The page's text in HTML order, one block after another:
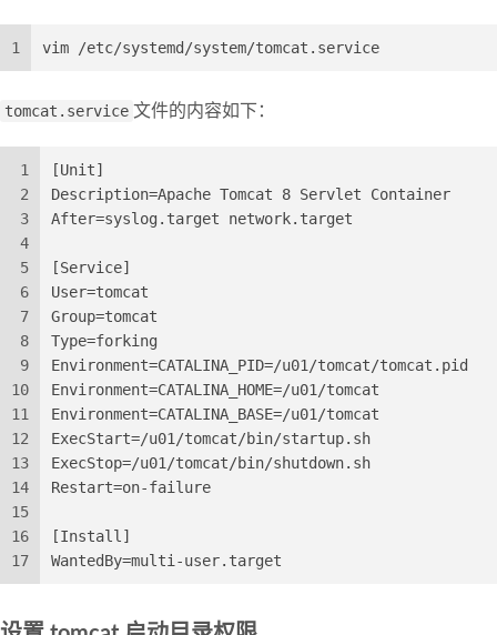
1 vim /etc/systemd/system/tomcat.service
tomcat.service 文件的内容如下：
1
2
3
4
5
6
7
8
9
10
11
12
13
14
15
16
17
[Unit]
Description=Apache Tomcat 8 Servlet Container
After=syslog.target network.target
[Service]
User=tomcat
Group=tomcat
Type=forking
Environment=CATALINA_PID=/u01/tomcat/tomcat.pid
Environment=CATALINA_HOME=/u01/tomcat
Environment=CATALINA_BASE=/u01/tomcat
ExecStart=/u01/tomcat/bin/startup.sh
ExecStop=/u01/tomcat/bin/shutdown.sh
Restart=on-failure
[Install]
WantedBy=multi-user.target